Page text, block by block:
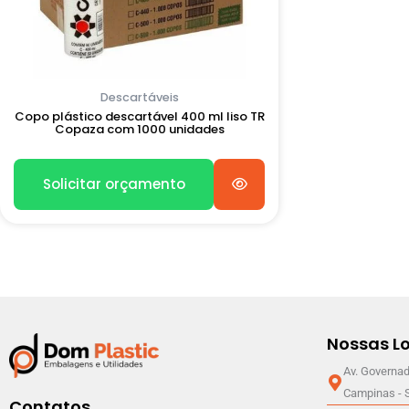
Descartáveis
Copo plástico descartável 400 ml liso TR
Copaza com 1000 unidades
Solicitar orçamento
Nossas
Av.
Campinas -